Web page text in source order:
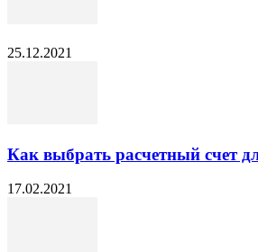
25.12.2021
Как выбрать расчетный счет
17.02.2021